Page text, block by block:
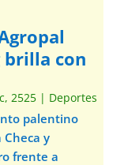
brilla con
2525| Deportes
palentino
y
frente a